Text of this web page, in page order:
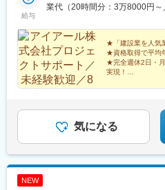
京橋駅(東京都)、東海神駅、栄
広町駅(東京都)、下落合駅、な
宮駅、京成八幡駅、蒲生四丁目
聖天坂駅、谷町四丁目駅、扇町
駅、中之島駅、大正駅(大阪府)
駅、西大路三条駅、伊勢田駅、
信濃町駅、北参道駅、浜町駅
八丁堀駅(東京都)、高輪台駅、
竹橋駅、曳舟駅、巣鴨新田駅
駅、松風町駅、広瀬通駅、電
給与
業代（20時間分：3万8000円～
――――――――――――――――◎1
円～80万円※固定残業代（20時
過分は別途支給◎2級施工管理
業代（20時間分：4.4万円～／
験・年齢・エリアを考慮の上
ろん、取得時にお祝い金も支
すので、給与を上げたい方は
1000万円プレイヤーも、夢じ
★「建設業を人気
★資格取得で平均
★完全週休2日・
実現！
ート！
気になる
NEW